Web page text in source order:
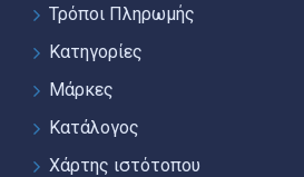
Τρόποι Πληρωμής
Κατηγορίες
Μάρκες
Κατάλογος
Χάρτης ιστότοπου